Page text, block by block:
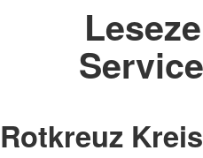
Rotkreuz